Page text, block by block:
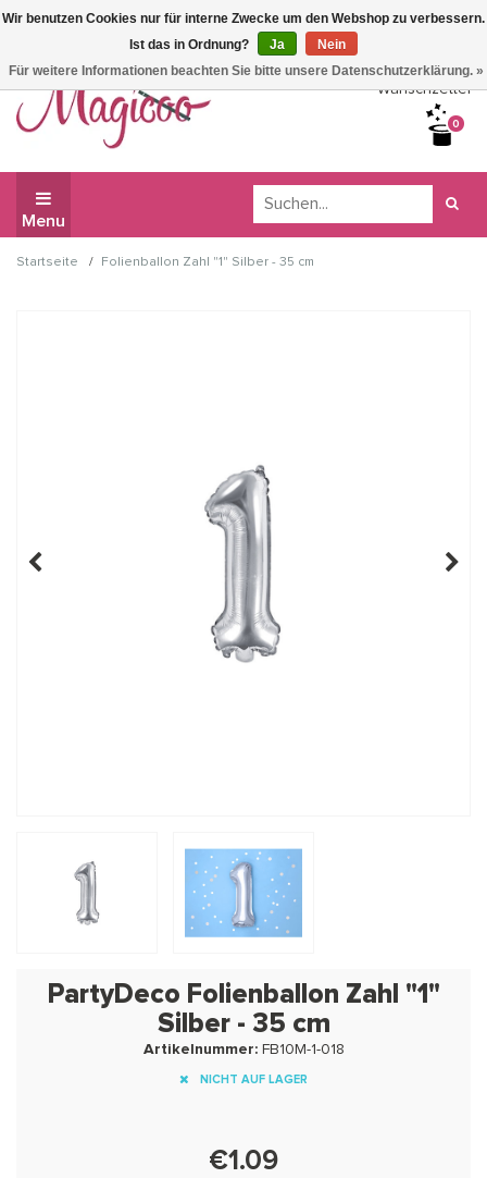
Wir haben Betriebsferien, daher können Sie derzeit nicht
bestellen.
Wunschzettel
0
Menu
Startseite / Folienballon Zahl "1" Silber - 35 cm
PartyDeco Folienballon Zahl "1"
Silber - 35 cm
Artikelnummer:FB10M-1-018
NICHT AUF LAGER
€1.09
Wir benutzen Cookies nur für interne Zwecke um den Webshop zu verbessern.
Ist das in Ordnung?
Ja
Nein
Für weitere Informationen beachten Sie bitte unsere Datenschutzerklärung. »